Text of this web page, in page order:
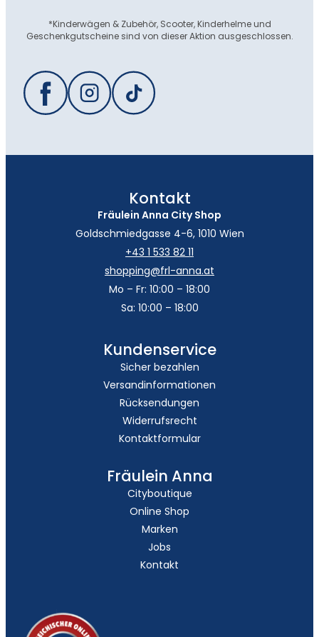
*Kinderwägen & Zubehör, Scooter, Kinderhelme und
Geschenkgutscheine sind von dieser Aktion ausgeschlossen.
Kontakt
Fräulein Anna City Shop
Goldschmiedgasse 4-6, 1010 Wien
+43 1 533 82 11
shopping@frl-anna.at
Mo – Fr: 10:00 – 18:00
Sa: 10:00 – 18:00
Kundenservice
Sicher bezahlen
Versandinformationen
Rücksendungen
Widerrufsrecht
Kontaktformular
Fräulein Anna
Cityboutique
Online Shop
Marken
Jobs
Kontakt